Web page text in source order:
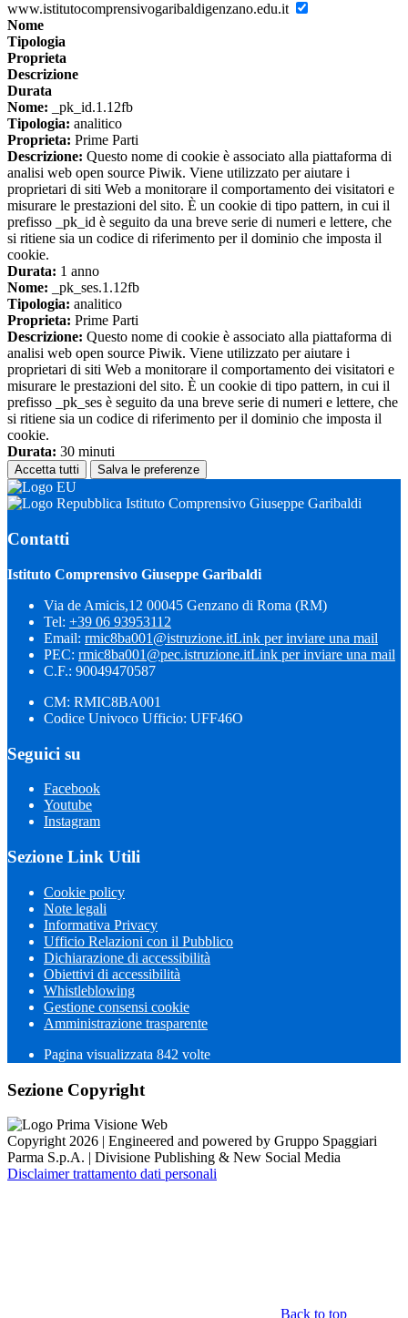
www.istitutocomprensivogaribaldigenzano.edu.it
Nome
Tipologia
Proprieta
Descrizione
Durata
Nome: _pk_id.1.12fb
Tipologia: analitico
Proprieta: Prime Parti
Descrizione: Questo nome di cookie è associato alla piattaforma di
analisi web open source Piwik. Viene utilizzato per aiutare i
proprietari di siti Web a monitorare il comportamento dei visitatori e
misurare le prestazioni del sito. È un cookie di tipo pattern, in cui il
prefisso _pk_id è seguito da una breve serie di numeri e lettere, che
si ritiene sia un codice di riferimento per il dominio che imposta il
cookie.
Durata: 1 anno
Nome: _pk_ses.1.12fb
Tipologia: analitico
Proprieta: Prime Parti
Descrizione: Questo nome di cookie è associato alla piattaforma di
analisi web open source Piwik. Viene utilizzato per aiutare i
proprietari di siti Web a monitorare il comportamento dei visitatori e
misurare le prestazioni del sito. È un cookie di tipo pattern, in cui il
prefisso _pk_ses è seguito da una breve serie di numeri e lettere, che
si ritiene sia un codice di riferimento per il dominio che imposta il
cookie.
Durata: 30 minuti
Accetta tutti Salva le preferenze
Istituto Comprensivo Giuseppe Garibaldi
Contatti
Istituto Comprensivo Giuseppe Garibaldi
Via de Amicis,12 00045 Genzano di Roma (RM)
Tel: +39 06 93953112
Email: rmic8ba001@istruzione.itLink per inviare una mail
PEC: rmic8ba001@pec.istruzione.itLink per inviare una mail
C.F.: 90049470587
CM: RMIC8BA001
Codice Univoco Ufficio: UFF46O
Seguici su
Facebook
Youtube
Instagram
Sezione Link Utili
Cookie policy
Note legali
Informativa Privacy
Ufficio Relazioni con il Pubblico
Dichiarazione di accessibilità
Obiettivi di accessibilità
Whistleblowing
Gestione consensi cookie
Amministrazione trasparente
Pagina visualizzata 842 volte
Sezione Copyright
Copyright 2026 | Engineered and powered by Gruppo Spaggiari
Parma S.p.A. | Divisione Publishing & New Social Media
Disclaimer trattamento dati personali
Back to top